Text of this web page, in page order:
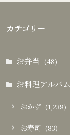
カテゴリー
お弁当 (48)
お料理アルバム
おかず (1,238)
お寿司 (83)